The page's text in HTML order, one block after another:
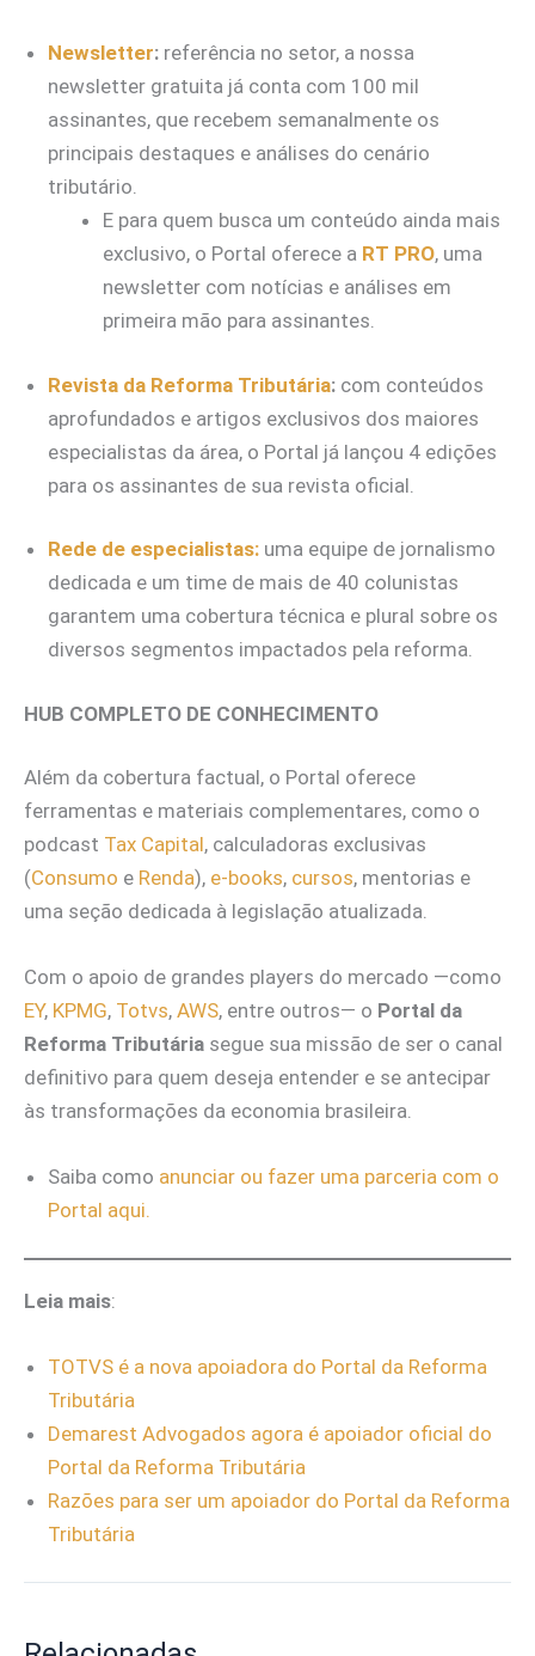
Newsletter: referência no setor, a nossa
newsletter gratuita já conta com 100 mil
assinantes, que recebem semanalmente os
principais destaques e análises do cenário
tributário.
E para quem busca um conteúdo ainda mais
exclusivo, o Portal oferece a RT PRO, uma
newsletter com notícias e análises em
primeira mão para assinantes.
Revista da Reforma Tributária: com conteúdos
aprofundados e artigos exclusivos dos maiores
especialistas da área, o Portal já lançou 4 edições
para os assinantes de sua revista oficial.
Rede de especialistas: uma equipe de jornalismo
dedicada e um time de mais de 40 colunistas
garantem uma cobertura técnica e plural sobre os
diversos segmentos impactados pela reforma.
HUB COMPLETO DE CONHECIMENTO
Além da cobertura factual, o Portal oferece
ferramentas e materiais complementares, como o
podcast Tax Capital, calculadoras exclusivas
(Consumo e Renda), e-books, cursos, mentorias e
uma seção dedicada à legislação atualizada.
Com o apoio de grandes players do mercado —como
EY, KPMG, Totvs, AWS, entre outros— o Portal da
Reforma Tributária segue sua missão de ser o canal
definitivo para quem deseja entender e se antecipar
às transformações da economia brasileira.
Saiba como anunciar ou fazer uma parceria com o
Portal aqui.
Leia mais:
TOTVS é a nova apoiadora do Portal da Reforma
Tributária
Demarest Advogados agora é apoiador oficial do
Portal da Reforma Tributária
Razões para ser um apoiador do Portal da Reforma
Tributária